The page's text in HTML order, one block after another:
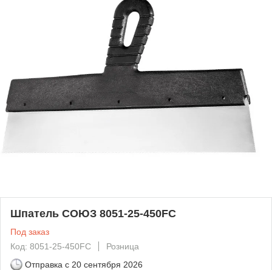
Шпатель СОЮЗ 8051-25-450FC
Под заказ
Код: 8051-25-450FC
Розница
Отправка с 20 сентября 2026